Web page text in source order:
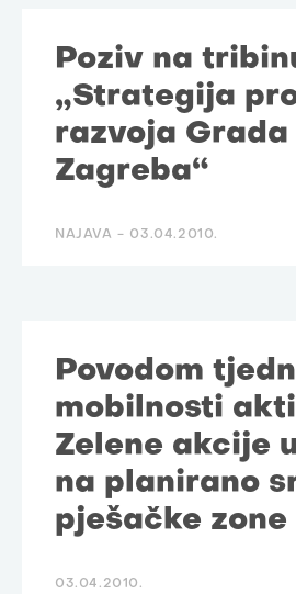
Poziv na
„Strategija
razvoja Grada
Zagreba“
NAJAVA - 03.04.2010.
Povodom
mobilnosti
Zelene akcije
na planirano
pješačke zone
03.04.2010.